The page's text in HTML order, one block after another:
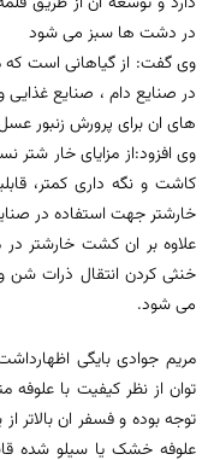
در دشت ها سبز می شود
وی گفت: از گیاهانی است
در صنایع دام ، صنایع غذایی
های ان برای پرورش زنبور
وی افزود:از مزایای خار شتر
کاشت و نگه داری کمتر،
خارشتر جهت استفاده در
علاوه بر ان کشت خارشتر در
خنثی کردن انتقال ذرات شن
می شود.
مریم جوادی بایگی
توان از نظر کیفیت با علوفه
توجه بوده و فسفر ان بالاتر
علوفه خشک یا سیلو شده